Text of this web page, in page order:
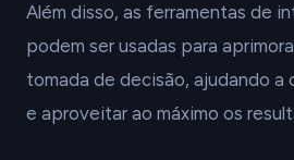
Além disso, as ferramentas de
podem ser usadas para
tomada de decisão, ajudando a
e aproveitar ao máximo os